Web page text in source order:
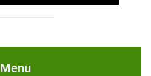
Menu